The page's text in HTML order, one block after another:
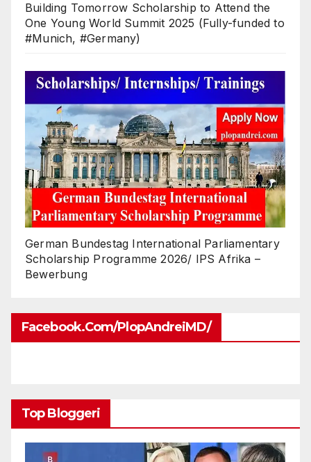
Building Tomorrow Scholarship to Attend the
One Young World Summit 2025 (Fully-funded to
#Munich, #Germany)
German Bundestag International Parliamentary
Scholarship Programme 2026/ IPS Afrika –
Bewerbung
Facebook.com/PlopAndreiMD/
Top Bloggeri